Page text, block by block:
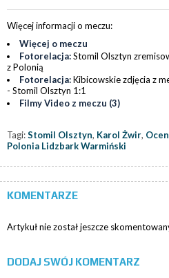
Więcej informacji o meczu:
Więcej o meczu
Fotorelacja:Stomil Olsztyn
z Polonią
Fotorelacja:Kibicowskie zdjęcia z
- Stomil Olsztyn 1:1
Filmy Video z meczu (3)
Tagi:Stomil Olsztyn, Karol Żwir,
Polonia Lidzbark Warmiński
KOMENTARZE
Artykuł nie został jeszcze
DODAJ SWÓJ KOMENTARZ